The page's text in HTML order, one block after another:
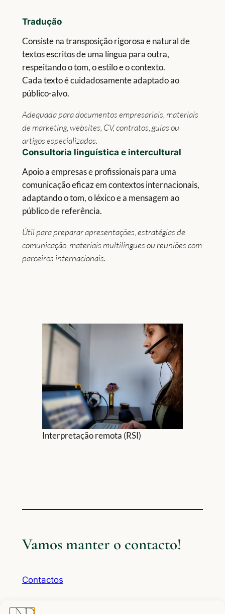
Tradução
Consiste na transposição rigorosa e natural de
textos escritos de uma língua para outra,
respeitando o tom, o estilo e o contexto.
Cada texto é cuidadosamente adaptado ao
público-alvo.
Adequada para documentos empresariais, materiais
de marketing, websites, CV, contratos, guias ou
artigos especializados.
Consultoria linguística e intercultural
Apoio a empresas e profissionais para uma
comunicação eficaz em contextos internacionais,
adaptando o tom, o léxico e a mensagem ao
público de referência.
Útil para preparar apresentações, estratégias de
comunicação, materiais multilingues ou reuniões com
parceiros internacionais.
Interpretação remota (RSI)
Vamos manter o contacto!
Contactos
WhatsApp Mail